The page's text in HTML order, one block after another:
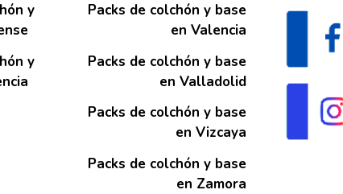
y
y
Packs de colchón y base
en Valencia
Packs de colchón y base
en Valladolid
Packs de colchón y base
en Vizcaya
Packs de colchón y base
en Zamora